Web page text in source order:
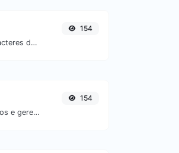
Minifique seu JS removendo todos os caracteres desnecessários.
154
Adicione facilmente parâmetros UTM válidos e gere um link rastreável UTM.
154